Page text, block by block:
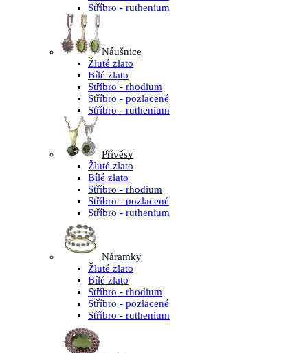
Stříbro - ruthenium
Náušnice
Žluté zlato
Bílé zlato
Stříbro - rhodium
Stříbro - pozlacené
Stříbro - ruthenium
Přívěsy
Žluté zlato
Bílé zlato
Stříbro - rhodium
Stříbro - pozlacené
Stříbro - ruthenium
Náramky
Žluté zlato
Bílé zlato
Stříbro - rhodium
Stříbro - pozlacené
Stříbro - ruthenium